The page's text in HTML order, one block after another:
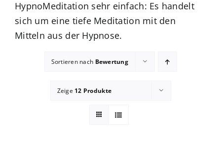
HypnoMeditation sehr einfach: Es handelt
sich um eine tiefe Meditation mit den
Mitteln aus der Hypnose.
Sortieren nach Bewertung
Zeige 12 Produkte